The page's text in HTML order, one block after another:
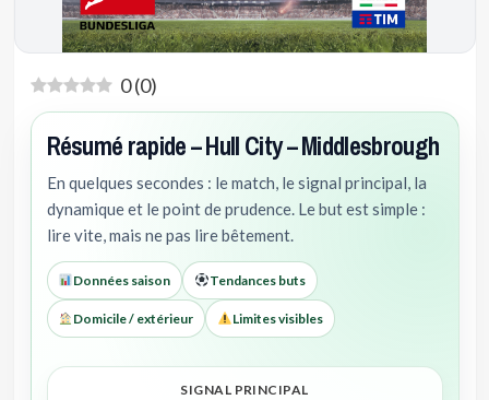
0(0)
Résumé rapide – Hull City – Middlesbrough
En quelques secondes : le match, le signal principal, la
dynamique et le point de prudence. Le but est simple :
lire vite, mais ne pas lire bêtement.
Données saison Tendances buts
Domicile / extérieur Limites visibles
SIGNAL PRINCIPAL